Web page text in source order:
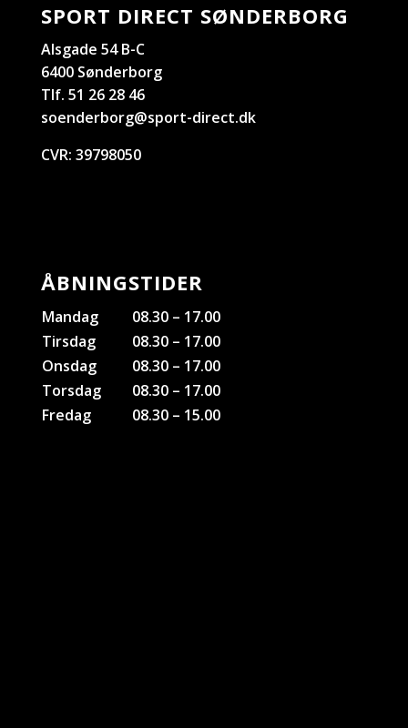
SPORT DIRECT SØNDERBORG
Alsgade 54 B-C
6400 Sønderborg
Tlf. 51 26 28 46
soenderborg@sport-direct.dk
CVR: 39798050
ÅBNINGSTIDER
Mandag
08.30 – 17.00
Tirsdag
08.30 – 17.00
Onsdag
08.30 – 17.00
Torsdag
08.30 – 17.00
Fredag
08.30 – 15.00